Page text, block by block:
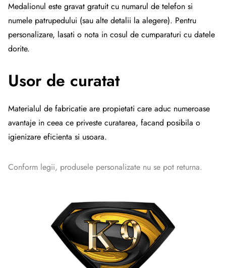
Medalionul este gravat gratuit cu numarul de telefon si
numele patrupedului (sau alte detalii la alegere). Pentru
personalizare, lasati o nota in cosul de cumparaturi cu datele
dorite.
Usor de curatat
Materialul de fabricatie are propietati care aduc numeroase
avantaje in ceea ce priveste curatarea, facand posibila o
igienizare eficienta si usoara.
Conform legii, produsele personalizate nu se pot returna.